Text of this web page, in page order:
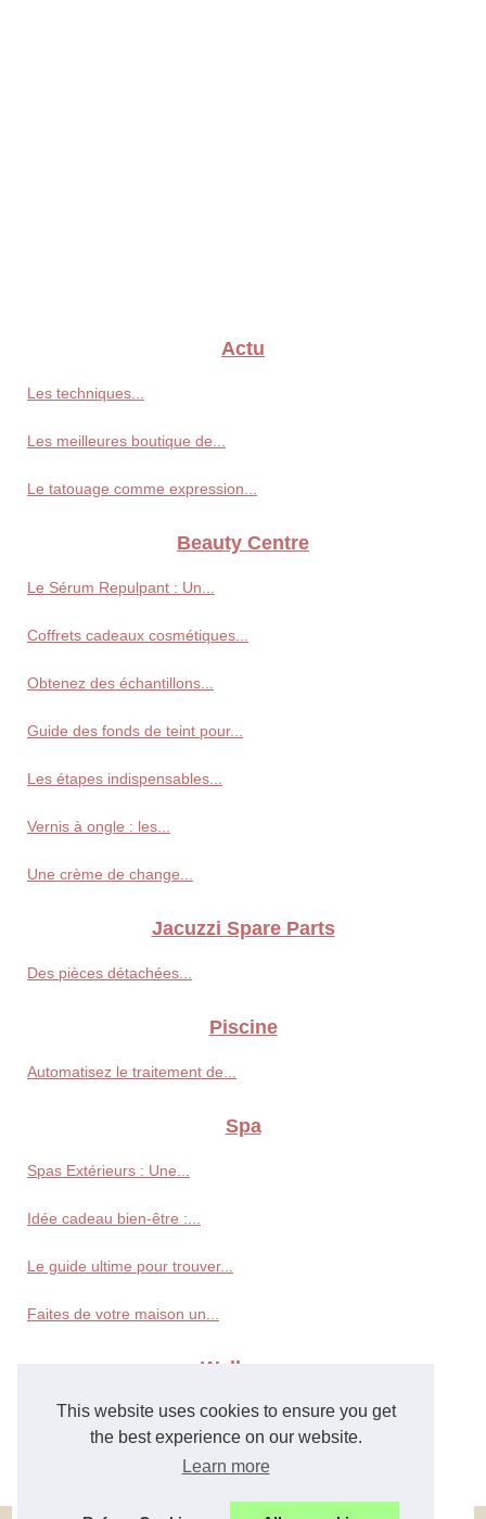
This website uses cookies to ensure you get
the best experience on our website.
Learn more
Actu
Les techniques...
Les meilleures boutique de...
Le tatouage comme expression...
Beauty Centre
Le Sérum Repulpant : Un...
Coffrets cadeaux cosmétiques...
Obtenez des échantillons...
Guide des fonds de teint pour...
Les étapes indispensables...
Vernis à ongle : les...
Une crème de change...
Jacuzzi Spare Parts
Des pièces détachées...
Piscine
Automatisez le traitement de...
Spa
Spas Extérieurs : Une...
Idée cadeau bien-être :...
Le guide ultime pour trouver...
Faites de votre maison un...
Wellness
Paris et ses secrets de...
Profitez d'une eau de piscine...